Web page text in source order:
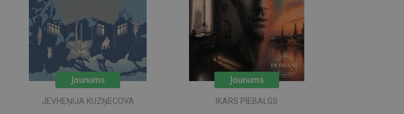
Jaunums
JEVHEŅIJA KUZŅECOVA
Jaunums
IKARS PIEBALGS